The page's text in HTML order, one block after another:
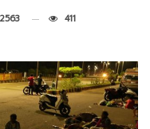
411